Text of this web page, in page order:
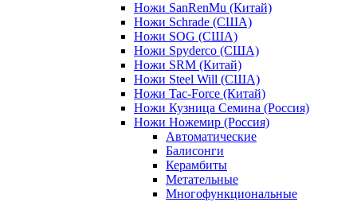
Ножи SanRenMu (Китай)
Ножи Schrade (США)
Ножи SOG (США)
Ножи Spyderco (США)
Ножи SRM (Китай)
Ножи Steel Will (США)
Ножи Tac-Force (Китай)
Ножи Кузница Семина (Россия)
Ножи Ножемир (Россия)
Автоматические
Балисонги
Керамбиты
Метательные
Многофункциональные